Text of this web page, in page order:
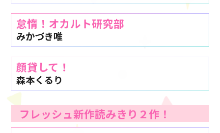
怠惰！オカルト研究部
みかづき唯
顔貸して！
森本くるり
フレッシュ新作読みきり２作！